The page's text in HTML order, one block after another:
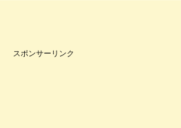
スポンサーリンク